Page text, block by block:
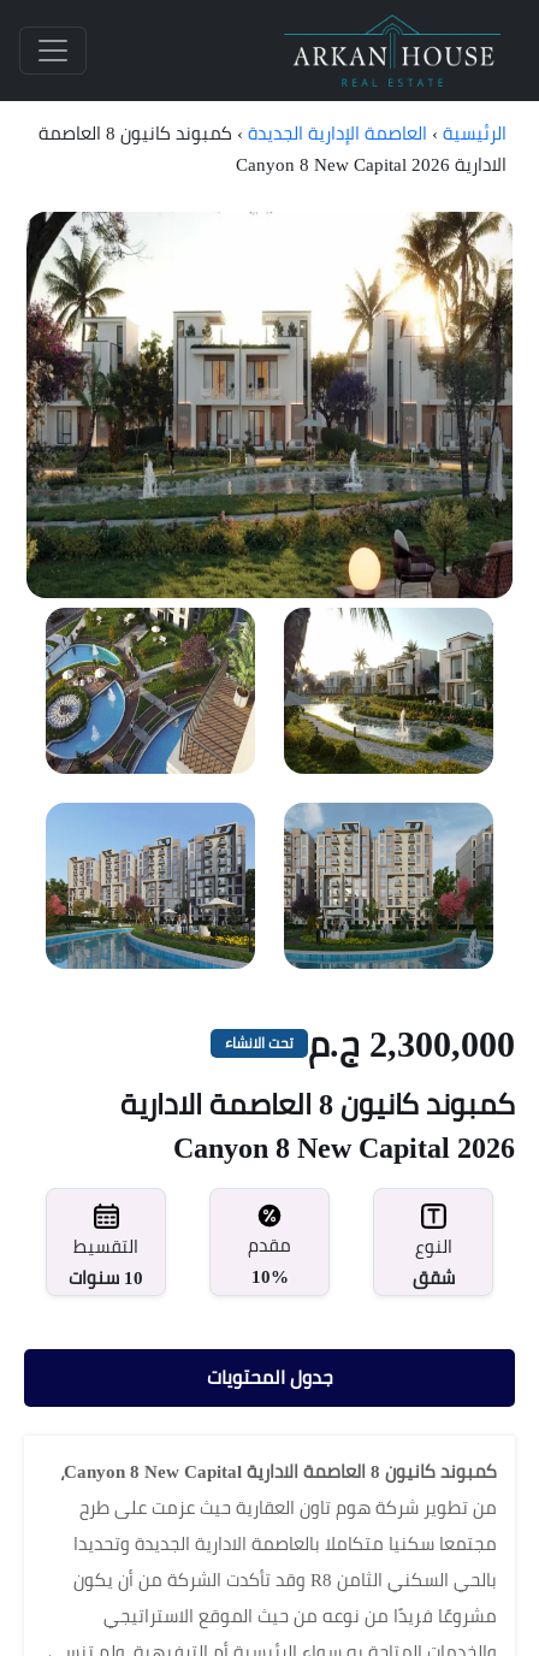
الرئيسية › العاصمة الإدارية الجديدة ›
كمبوند كانيون 8 العاصمة
الادارية Canyon 8 New Capital 2026
2,300,000 ج.م تحت الانشاء
كمبوند كانيون 8 العاصمة الادارية
Canyon 8 New Capital 2026
النوع
شقق
مقدم
10%
التقسيط
10 سنوات
جدول المحتويات
كمبوند كانيون 8 العاصمة الادارية Canyon 8 New Capital،
من تطوير شركة هوم تاون العقارية حيث عزمت على طرح
مجتمعا سكنيا متكاملا بالعاصمة الادارية الجديدة وتحديدا
بالحي السكني الثامن R8 وقد تأكدت الشركة من أن يكون
مشروعًا فريدًا من نوعه من حيث الموقع الاستراتيجي
والخدمات المتاحة به سواء الرئيسية أم الترفيهية، ولم تنسى